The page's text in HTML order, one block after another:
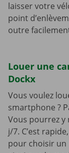
laisser votre
point
outre
Louer une
Dockx
Vous voulez
smartphone ?
Vous pourrez y
j/7. C’est
pour choisir un